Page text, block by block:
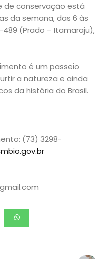
de conservação está
da semana, das 6 às
489 (Prado – Itamaraju),
é um passeio
a natureza e ainda
da história do Brasil.
(73) 3298-